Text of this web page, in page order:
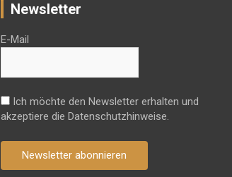
Newsletter
E-Mail
Ich möchte den Newsletter erhalten und
akzeptiere die Datenschutzhinweise.
Newsletter abonnieren